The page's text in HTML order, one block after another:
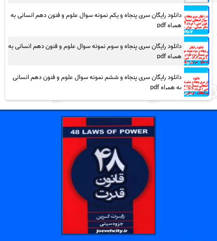
دانلود رایگان سری پنجاه و یکم نمونه سوال علوم و فنون دهم انسانی به
همراه pdf
دانلود رایگان سری پنجاه و سوم نمونه سوال علوم و فنون دهم انسانی به
همراه pdf
دانلود رایگان سری پنجاه و ششم نمونه سوال علوم و فنون دهم انسانی
به همراه pdf